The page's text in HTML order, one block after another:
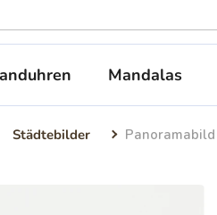
Mandalas
Städtebilder